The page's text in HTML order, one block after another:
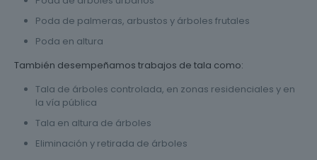
Poda de palmeras, arbustos y árboles frutales
Poda en altura
También desempeñamos trabajos de tala como:
Tala de árboles controlada, en zonas residenciales y en
la vía pública
Tala en altura de árboles
Eliminación y retirada de árboles